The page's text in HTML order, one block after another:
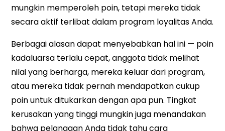
mungkin memperoleh poin, tetapi mereka tidak
secara aktif terlibat dalam program loyalitas Anda.
Berbagai alasan dapat menyebabkan hal ini — poin
kadaluarsa terlalu cepat, anggota tidak melihat
nilai yang berharga, mereka keluar dari program,
atau mereka tidak pernah mendapatkan cukup
poin untuk ditukarkan dengan apa pun. Tingkat
kerusakan yang tinggi mungkin juga menandakan
bahwa pelanggan Anda tidak tahu cara